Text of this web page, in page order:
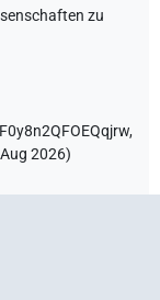
zu
2026)